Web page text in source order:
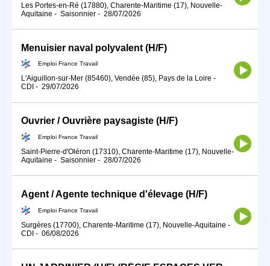
Les Portes-en-Ré (17880), Charente-Maritime (17), Nouvelle-
Aquitaine - Saisonnier - 28/07/2026
Menuisier naval polyvalent (H/F)
Emploi France Travail
L'Aiguillon-sur-Mer (85460), Vendée (85), Pays de la Loire -
CDI - 29/07/2026
Ouvrier / Ouvrière paysagiste (H/F)
Emploi France Travail
Saint-Pierre-d'Oléron (17310), Charente-Maritime (17), Nouvelle-
Aquitaine - Saisonnier - 28/07/2026
Agent / Agente technique d'élevage (H/F)
Emploi France Travail
Surgères (17700), Charente-Maritime (17), Nouvelle-Aquitaine -
CDI - 06/08/2026